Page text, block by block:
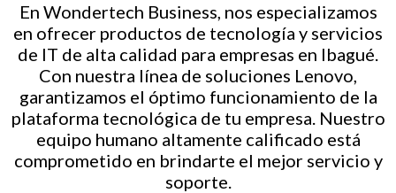
En Wondertech Business, nos especializamos
en ofrecer productos de tecnología y servicios
de IT de alta calidad para empresas en Ibagué.
Con nuestra línea de soluciones Lenovo,
garantizamos el óptimo funcionamiento de la
plataforma tecnológica de tu empresa. Nuestro
equipo humano altamente calificado está
comprometido en brindarte el mejor servicio y
soporte.